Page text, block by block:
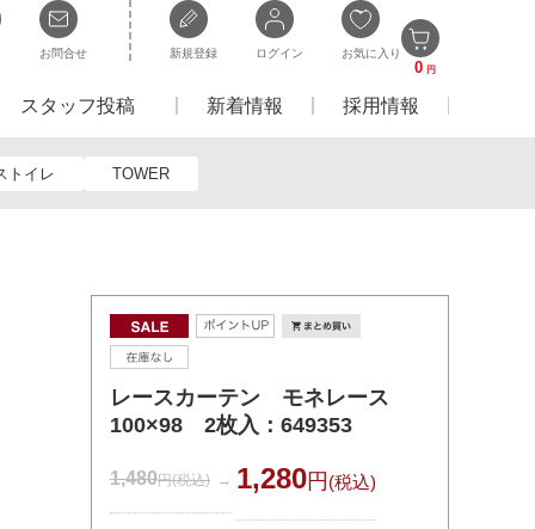
お問合せ 新規登録 ログイン お気に入り
0 円
スタッフ投稿 新着情報 採用情報
トイレ TOWER
レースカーテン モネレース
100×98 2枚入：649353
1,480円(税込) 1,280円 (税込)